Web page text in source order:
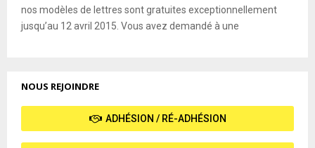
nos modèles de lettres sont gratuites exceptionnellement
jusqu’au 12 avril 2015. Vous avez demandé à une
NOUS REJOINDRE
ADHÉSION / RÉ-ADHÉSION